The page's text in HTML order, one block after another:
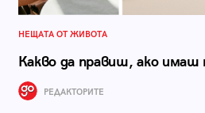
НЕЩАТА ОТ ЖИВОТА
Какво да правиш, ако имаш
РЕДАКТОРИТЕ